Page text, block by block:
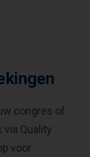
congres of
Quality
voor